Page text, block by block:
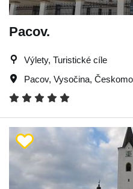
Pacov.
Výlety, Turistické cíle
Pacov, Vysočina,